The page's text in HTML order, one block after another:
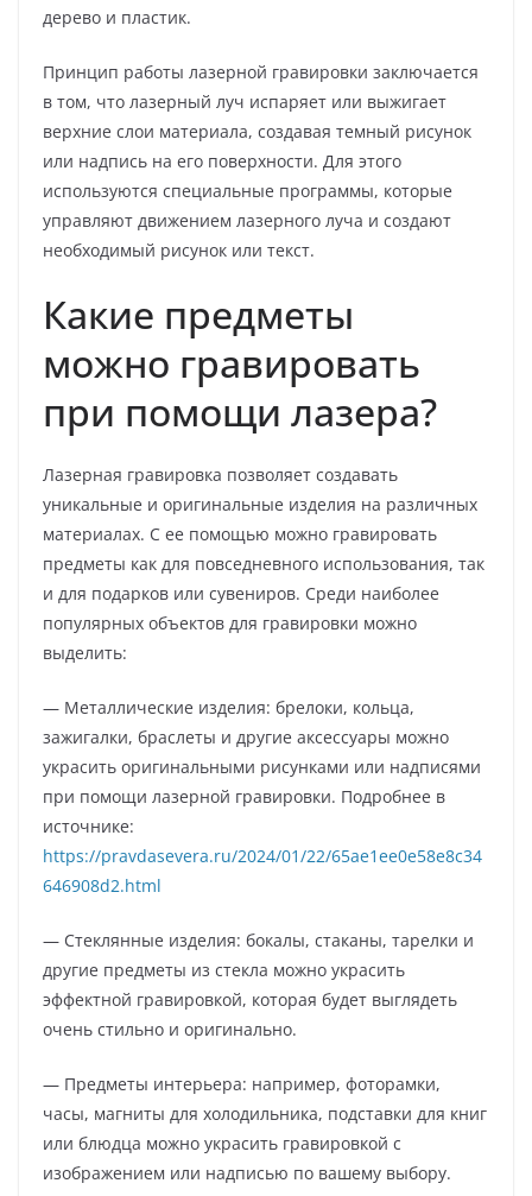
дерево и пластик.
Принцип работы лазерной гравировки заключается
в том, что лазерный луч испаряет или выжигает
верхние слои материала, создавая темный рисунок
или надпись на его поверхности. Для этого
используются специальные программы, которые
управляют движением лазерного луча и создают
необходимый рисунок или текст.
Какие предметы
можно гравировать
при помощи лазера?
Лазерная гравировка позволяет создавать
уникальные и оригинальные изделия на различных
материалах. С ее помощью можно гравировать
предметы как для повседневного использования, так
и для подарков или сувениров. Среди наиболее
популярных объектов для гравировки можно
выделить:
— Металлические изделия: брелоки, кольца,
зажигалки, браслеты и другие аксессуары можно
украсить оригинальными рисунками или надписями
при помощи лазерной гравировки. Подробнее в
источнике:
https://pravdasevera.ru/2024/01/22/65ae1ee0e58e8c34
646908d2.html
— Стеклянные изделия: бокалы, стаканы, тарелки и
другие предметы из стекла можно украсить
эффектной гравировкой, которая будет выглядеть
очень стильно и оригинально.
— Предметы интерьера: например, фоторамки,
часы, магниты для холодильника, подставки для книг
или блюдца можно украсить гравировкой с
изображением или надписью по вашему выбору.